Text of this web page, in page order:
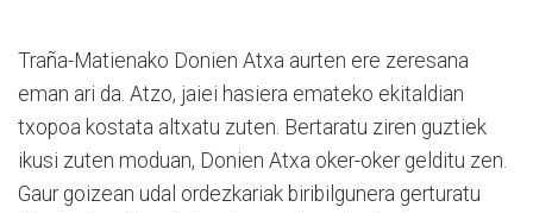
Traña-Matienako Donien Atxa aurten ere zeresana
eman ari da. Atzo, jaiei hasiera emateko ekitaldian
txopoa kostata altxatu zuten. Bertaratu ziren guztiek
ikusi zuten moduan, Donien Atxa oker-oker gelditu zen.
Gaur goizean udal ordezkariak biribilgunera gerturatu